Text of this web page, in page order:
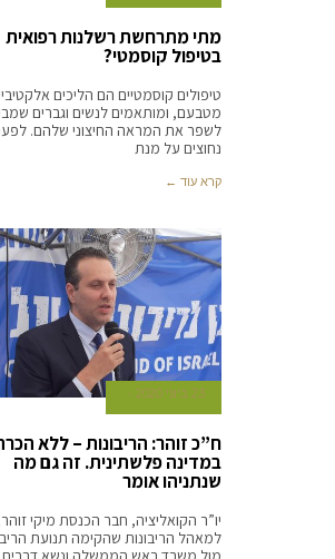
מתי מתרחשת רשלנות רפואית
בטיפול קוסמטי?
טיפולים קוסמטיים הם הליכים
מטבעם, ומותאמים לנשים וגברים
לשפר את המראה החיצוני שלהם.
נחוצים על מנת
קרא עוד ←
23 ביוני 2020
ח”כ זוהר: הריבונות – ללא
במדינה פלשתינית. זה גם מה
שנתניהו אומר
יו”ר הקואליציה, חבר הכנסת מיקי
למאהל הריבונות שהקימה תנועת